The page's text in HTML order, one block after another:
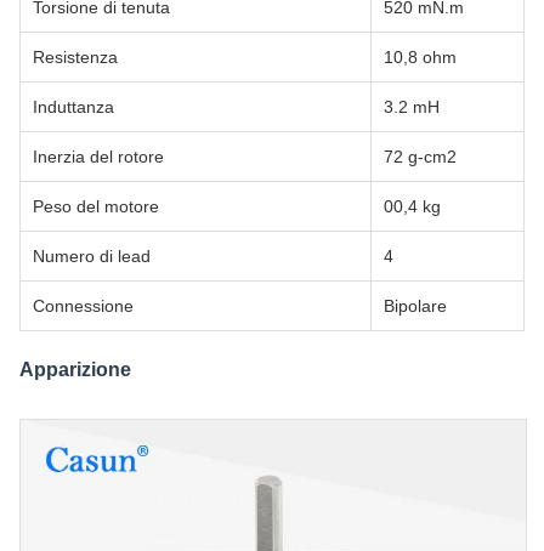
Torsione di tenuta 520 mN.m
Resistenza 10,8 ohm
Induttanza 3.2 mH
Inerzia del rotore 72 g-cm2
Peso del motore 00,4 kg
Numero di lead 4
Connessione Bipolare
Apparizione